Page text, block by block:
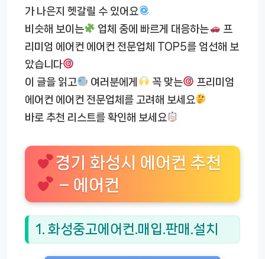
가 나은지 헷갈릴 수 있어요
비슷해 보이는
업체 중에 빠르게 대응하는
프
리미엄 에어컨 에어컨 전문업체 TOP5를 엄선해 보
았습니다
이 글을 읽고
여러분에게 꼭 맞는
프리미엄
에어컨 에어컨 전문업체를 고려해 보세요
바로 추천 리스트를 확인해 보세요
경기 화성시 에어컨 추천
– 에어컨
1. 화성중고에어컨.매입.판매.설치